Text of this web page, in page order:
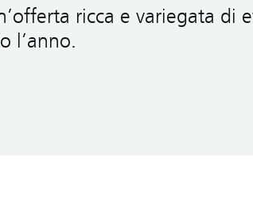
ricca e variegata di
l’anno.